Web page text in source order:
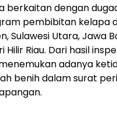
berkaitan dengan
pembibitan kelapa
Sulawesi Utara, Jawa
Hilir Riau. Dari hasil
adanya
benih dalam surat